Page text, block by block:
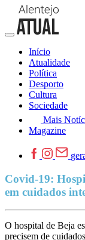
Início
Atualidade
Política
Desporto
Cultura
Sociedade
Mais
Magazine
Covid-19:
em cuidados
O hospital de Beja
precisem de